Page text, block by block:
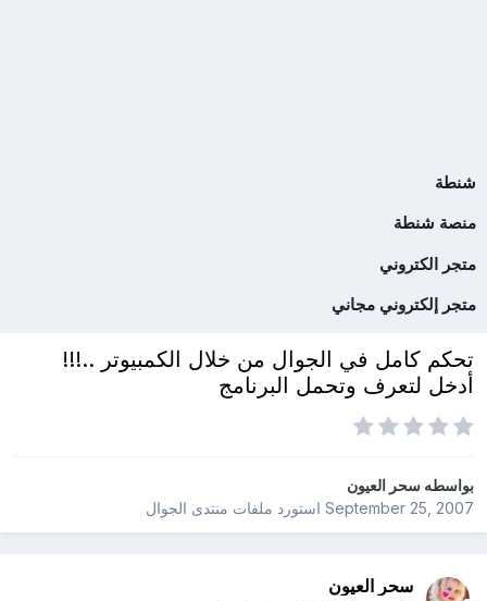
شنطة
منصة شنطة
متجر الكتروني
متجر إلكتروني مجاني
تحكم كامل في الجوال من خلال الكمبيوتر ..!!!
أدخل لتعرف وتحمل البرنامج
بواسطهسحر العيون
September 25, 2007استورد ملفات منتدى الجوال
سحر العيون